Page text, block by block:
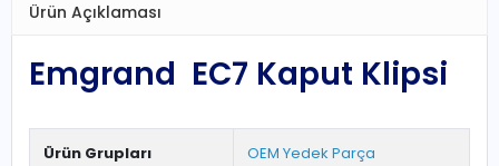
Ürün Açıklaması
Emgrand EC7 Kaput Klipsi
Ürün Grupları OEM Yedek Parça